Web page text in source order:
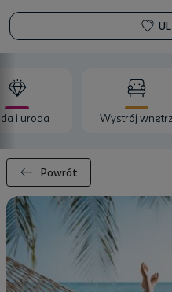
i uroda Wystrój wnętrz
Powrót